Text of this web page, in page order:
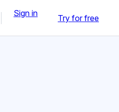
Sign in Try for free